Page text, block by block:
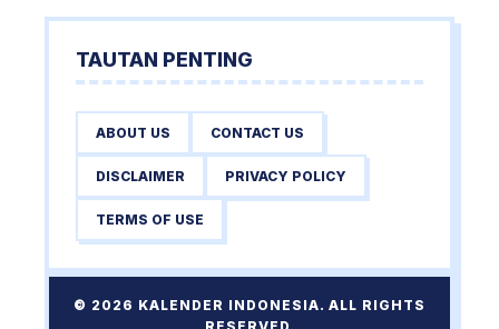
TAUTAN PENTING
ABOUT US CONTACT US
DISCLAIMER PRIVACY POLICY
TERMS OF USE
© 2026 KALENDER INDONESIA. ALL RIGHTS